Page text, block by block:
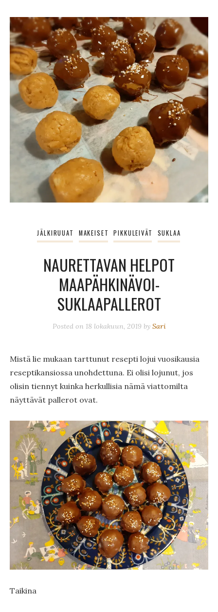
JÄLKIRUUAT MAKEISET PIKKULEIVÄT SUKLAA
NAURETTAVAN HELPOT
MAAPÄHKINÄVOI-
SUKLAAPALLEROT
Posted on 18 lokakuun, 2019 by Sari
Mistä lie mukaan tarttunut resepti lojui vuosikausia
reseptikansiossa unohdettuna. Ei olisi lojunut, jos
olisin tiennyt kuinka herkullisia nämä viattomilta
näyttävät pallerot ovat.
Taikina